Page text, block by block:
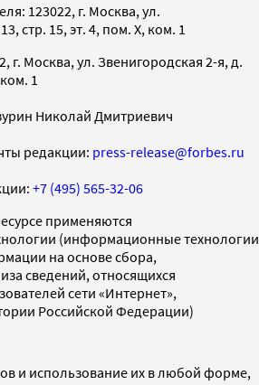
123022, г. Москва, ул.
стр. 15, эт. 4, пом. X, ком. 1
г. Москва, ул. Звенигородская 2-я, д.
1
Николай Дмитриевич
редакции: press-release@forbes.ru
+7 (495) 565-32-06
применяются
(информационные технологии
на основе сбора,
сведений, относящихся
сети «Интернет»,
Российской Федерации)
и использование их в любой форме,